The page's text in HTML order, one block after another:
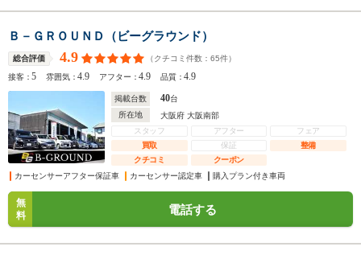
Ｂ－ＧＲＯＵＮＤ（ビーグラウンド）
総合評価 4.9 （クチコミ件数： 65件）
接客：5 雰囲気：4.9 アフター：4.9 品質：4.9
掲載台数 40台
所在地
大阪府 大阪南部
スタッフ
アフター
フェア
買取
保証
整備
クチコミ
クーポン
カーセンサーアフター保証車
カーセンサー認定車 購入プラン付き車両
無
料
電話する